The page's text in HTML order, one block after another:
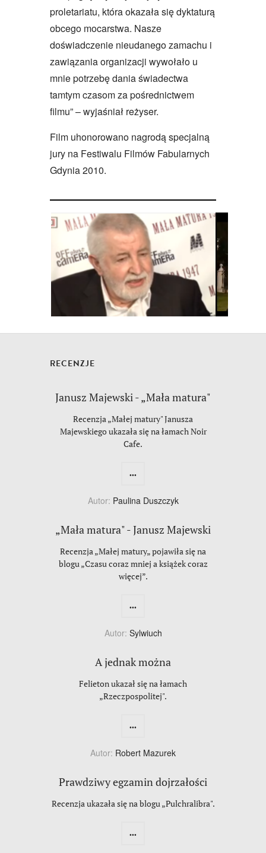
proletariatu, która okazała się dyktaturą
obcego mocarstwa. Nasze
doświadczenie nieudanego zamachu i
zawiązania organizacji wywołało u
mnie potrzebę dania świadectwa
tamtym czasom za pośrednictwem
filmu” – wyjaśniał reżyser.
Film uhonorowano nagrodą specjalną
jury na Festiwalu Filmów Fabularnych
Gdynia 2010.
RECENZJE
Janusz Majewski - „Mała matura"
Recenzja „Małej matury" Janusza
Majewskiego ukazała się na łamach Noir
Cafe.
...
Autor: Paulina Duszczyk
„Mała matura" - Janusz Majewski
Recenzja „Małej matury„ pojawiła się na
blogu „Czasu coraz mniej a książek coraz
więcej”.
...
Autor: Sylwiuch
A jednak można
Felieton ukazał się na łamach
„Rzeczpospolitej".
...
Autor: Robert Mazurek
Prawdziwy egzamin dojrzałości
Recenzja ukazała się na blogu „Pulchralibra".
...